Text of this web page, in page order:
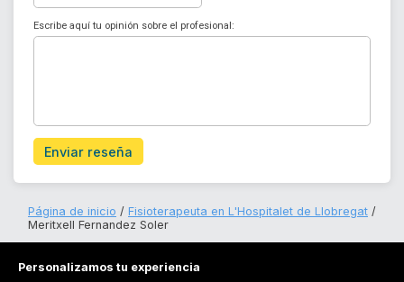
Escribe aquí tu opinión sobre el profesional:
Enviar reseña
Página de inicio
Fisioterapeuta en L'Hospitalet de Llobregat
Meritxell Fernandez Soler
Personalizamos tu experiencia